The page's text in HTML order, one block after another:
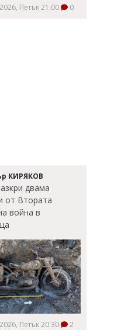
Петък 21:00 0
КИРЯКОВ
двама
от Втората
война в
Петък 20:30 2